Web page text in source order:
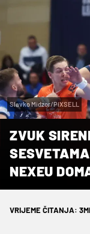
Slavko Midzor/PIXSELL
ZVUK
NEXEU
VRIJEME ČITANJA: